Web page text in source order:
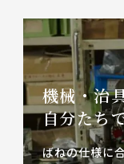
機械・治
自分たち
ばねの仕様に